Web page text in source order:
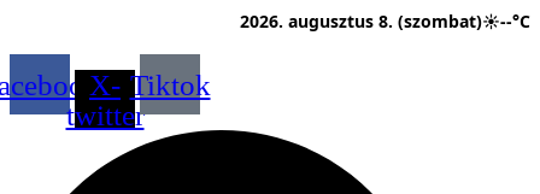
2026. augusztus 8. (szombat)☀--°C
X-
twitter
Tiktok